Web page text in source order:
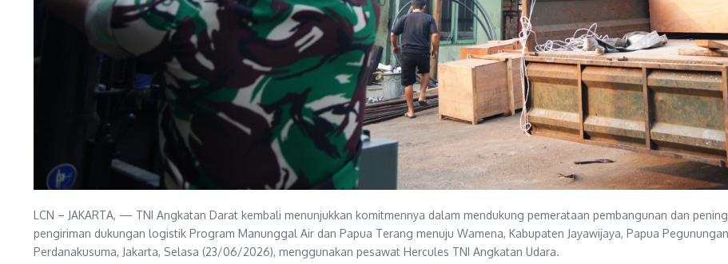
LCN – JAKARTA, — TNI Angkatan Darat kembali menunjukkan komitmennya dalam mendukung pemerataan pembangunan dan
pengiriman dukungan logistik Program Manunggal Air dan Papua Terang menuju Wamena, Kabupaten Jayawijaya, Papua
Perdanakusuma, Jakarta, Selasa (23/06/2026), menggunakan pesawat Hercules TNI Angkatan Udara.